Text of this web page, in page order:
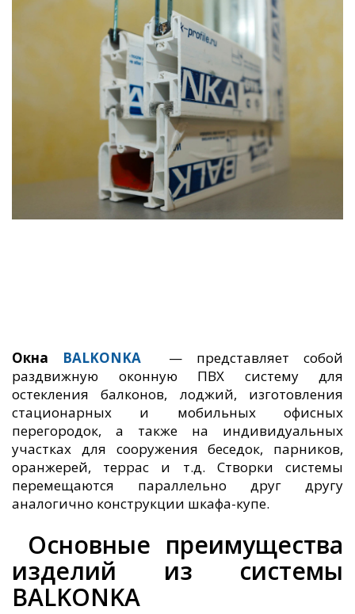
Окна BALKONKA
— представляет собой
раздвижную оконную ПВХ систему для
остекления балконов, лоджий, изготовления
стационарных и мобильных офисных
перегородок, а также на индивидуальных
участках для сооружения беседок, парников,
оранжерей, террас и т.д. Створки системы
перемещаются параллельно друг другу
аналогично конструкции шкафа-купе.
Основные преимущества
изделий из системы
BALKONKA